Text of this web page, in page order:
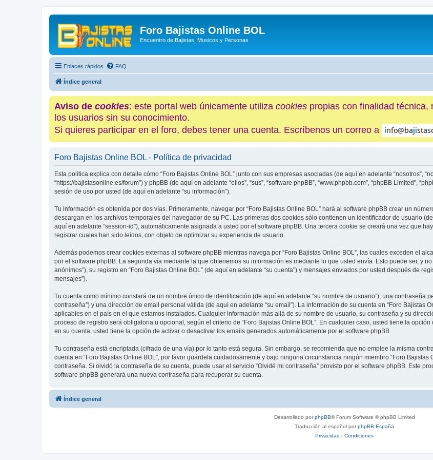
Foro Bajistas Online BOL
Encuentro de Bajistas, Musicos y Personas
Enlaces rápidos FAQ
Índice general
Aviso de cookies: este portal web únicamente utiliza cookies propias con finalidad
los usuarios sin su conocimiento.
Si quieres participar en el foro, debes tener una cuenta. Escríbenos un correo a
Foro Bajistas Online BOL - Política de privacidad
Esta política explica con detalle cómo “Foro Bajistas Online BOL” junto con sus empresas asociadas (de aquí en adelante “nosotros”,
“https://bajistasonline.es/forum”) y phpBB (de aquí en adelante “ellos”, “sus”, “software phpBB”, “www.phpbb.com”, “phpBB Limited”,
sesión de uso por usted (de aquí en adelante “su información”).
Tu información es obtenida por dos vías. Primeramente, navegar por “Foro Bajistas Online BOL” hará al software phpBB crear un
descargan en los archivos temporales del navegador de su PC. Las primeras dos cookies sólo contienen un identificador de usuario
aquí en adelante “session-id”), automáticamente asignada a usted por el software phpBB. Una tercera cookie se creará una vez que
registrar cuales han sido leídos, con objeto de optimizar su experiencia de usuario.
Además podemos crear cookies externas al software phpBB mientras navega por “Foro Bajistas Online BOL”, las cuales exceden el
por el software phpBB. La segunda vía mediante la que obtenemos su información es mediante lo que usted envía. Esto puede ser, y
anónimos”), su registro en “Foro Bajistas Online BOL” (de aquí en adelante “su cuenta”) y mensajes enviados por usted después de
mensajes”).
Tu cuenta como mínimo constará de un nombre único de identificación (de aquí en adelante “su nombre de usuario”), una contraseña
contraseña”) y una dirección de email personal válida (de aquí en adelante “su email”). La información de su cuenta en “Foro Bajistas
aplicables en el país en el que estamos instalados. Cualquier información más allá de su nombre de usuario, su contraseña y su
proceso de registro será obligatoria u opcional, según el criterio de “Foro Bajistas Online BOL”. En cualquier caso, usted tiene la
en su cuenta, usted tiene la opción de activar o desactivar los emails generados automáticamente por el software phpBB.
Tu contraseña está encriptada (cifrado de una vía) por lo tanto está segura. Sin embargo, se recomienda que no emplee la misma
cuenta en “Foro Bajistas Online BOL”, por favor guárdela cuidadosamente y bajo ninguna circunstancia ningún miembro “Foro
contraseña. Si olvidó la contraseña de su cuenta, puede usar el servicio “Olvidé mi contraseña” provisto por el software phpBB. Este
software phpBB generará una nueva contraseña para recuperar su cuenta.
Índice general
Desarrollado porphpBB® Forum Software © phpBB Limited
Traducción al español porphpBB España
Privacidad | Condiciones